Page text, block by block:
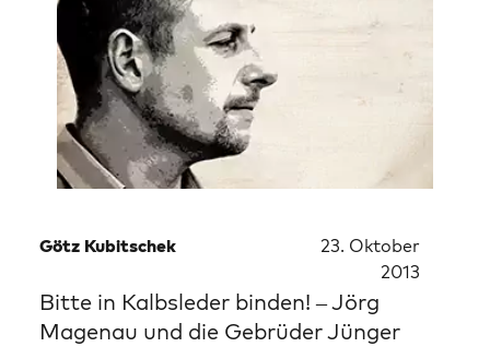
Götz Kubitschek
23. Oktober
2013
Bitte in Kalbsleder binden! – Jörg
Magenau und die Gebrüder Jünger